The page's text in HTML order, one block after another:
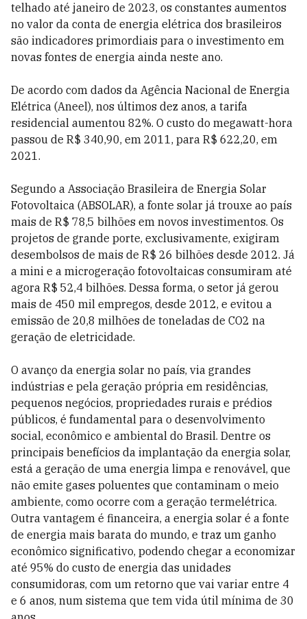
telhado até janeiro de 2023, os constantes aumentos
no valor da conta de energia elétrica dos brasileiros
são indicadores primordiais para o investimento em
novas fontes de energia ainda neste ano.
De acordo com dados da Agência Nacional de Energia
Elétrica (Aneel), nos últimos dez anos, a tarifa
residencial aumentou 82%. O custo do megawatt-hora
passou de R$ 340,90, em 2011, para R$ 622,20, em
2021.
Segundo a Associação Brasileira de Energia Solar
Fotovoltaica (ABSOLAR), a fonte solar já trouxe ao país
mais de R$ 78,5 bilhões em novos investimentos. Os
projetos de grande porte, exclusivamente, exigiram
desembolsos de mais de R$ 26 bilhões desde 2012. Já
a mini e a microgeração fotovoltaicas consumiram até
agora R$ 52,4 bilhões. Dessa forma, o setor já gerou
mais de 450 mil empregos, desde 2012, e evitou a
emissão de 20,8 milhões de toneladas de CO2 na
geração de eletricidade.
O avanço da energia solar no país, via grandes
indústrias e pela geração própria em residências,
pequenos negócios, propriedades rurais e prédios
públicos, é fundamental para o desenvolvimento
social, econômico e ambiental do Brasil. Dentre os
principais benefícios da implantação da energia solar,
está a geração de uma energia limpa e renovável, que
não emite gases poluentes que contaminam o meio
ambiente, como ocorre com a geração termelétrica.
Outra vantagem é financeira, a energia solar é a fonte
de energia mais barata do mundo, e traz um ganho
econômico significativo, podendo chegar a economizar
até 95% do custo de energia das unidades
consumidoras, com um retorno que vai variar entre 4
e 6 anos, num sistema que tem vida útil mínima de 30